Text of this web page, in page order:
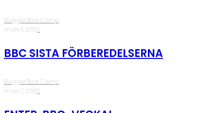
Blogger Boot Camp
·mars 11, 2016·0
BBC SISTA FÖRBEREDELSERNA
Blogger Boot Camp
·mars 7, 2016·0